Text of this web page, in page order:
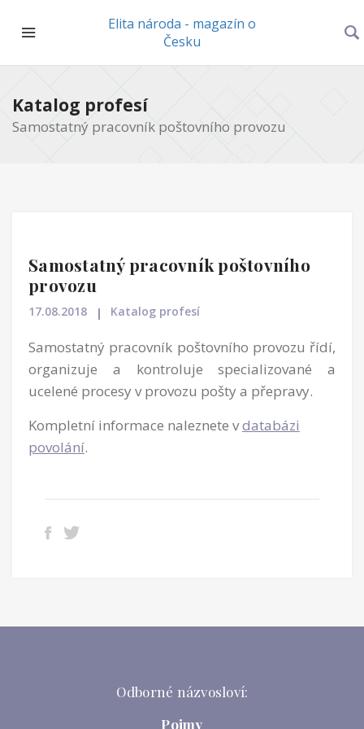
Elita národa - magazín o
Česku
Katalog profesí
Samostatný pracovník poštovního provozu
Samostatný pracovník poštovního
provozu
17.08.2018 Katalog profesí
Samostatný pracovník poštovního provozu řídí,
organizuje a kontroluje specializované a
ucelené procesy v provozu pošty a přepravy.
Kompletní informace naleznete vdatabázi
povolání.
Odborné názvosloví:
Pojmy